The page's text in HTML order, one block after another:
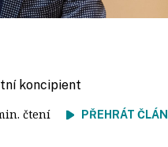
koncipient
čtení PŘEHRÁT